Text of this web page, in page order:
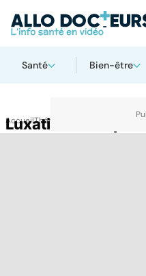
Santé Bien-être
AccueilThématiques
Luxation de l'épaule